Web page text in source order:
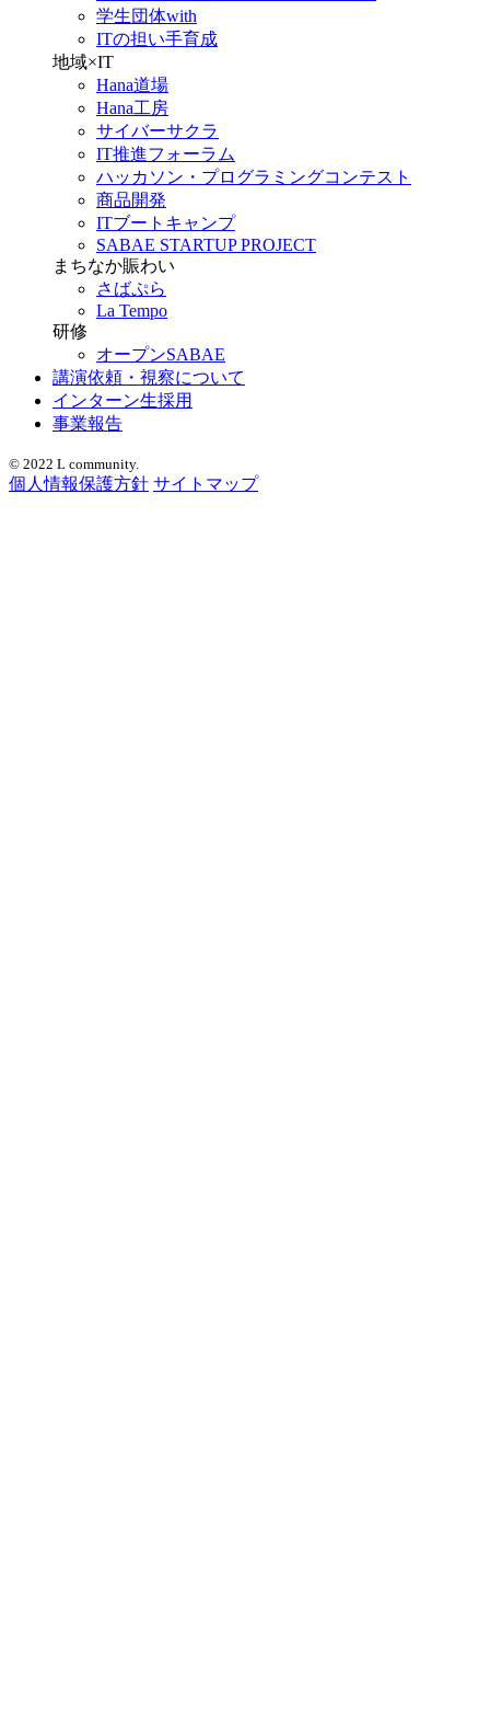
学生団体with
ITの担い手育成
地域×IT
Hana道場
Hana工房
サイバーサクラ
IT推進フォーラム
ハッカソン・プログラミングコンテスト
商品開発
ITブートキャンプ
SABAE STARTUP PROJECT
まちなか賑わい
さばぷら
La Tempo
研修
オープンSABAE
講演依頼・視察について
インターン生採用
事業報告
© 2022 L community.
個人情報保護方針 サイトマップ